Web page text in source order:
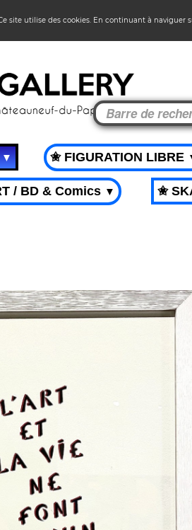
site utilise des cookies. En continuant à naviguer
▼ ✬ FIGURATION LIBRE
/ BD & Comics ▼ ✬